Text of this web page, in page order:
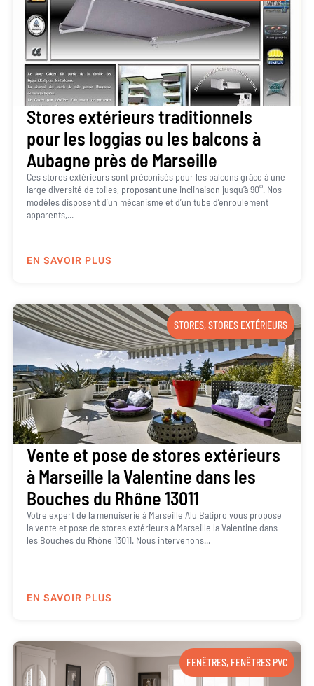
Stores extérieurs traditionnels
pour les loggias ou les balcons à
Aubagne près de Marseille
Ces stores extérieurs sont préconisés pour les balcons grâce à une
large diversité de toiles, proposant une inclinaison jusqu’à 90°. Nos
modèles disposent d’un mécanisme et d’un tube d’enroulement
apparents,...
EN SAVOIR PLUS
STORES,STORES EXTÉRIEURS
Vente et pose de stores extérieurs
à Marseille la Valentine dans les
Bouches du Rhône 13011
Votre expert de la menuiserie à Marseille Alu Batipro vous propose
la vente et pose de stores extérieurs à Marseille la Valentine dans
les Bouches du Rhône 13011. Nous intervenons...
EN SAVOIR PLUS
FENÊTRES, FENÊTRES PVC